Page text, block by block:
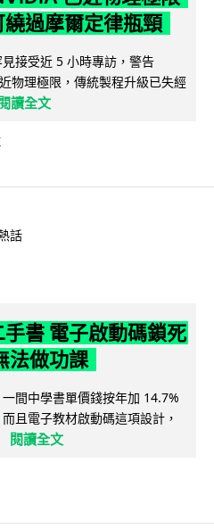
過摩爾定律瓶頸
接受近 5 小時專訪，警告
物理極限，傳統製程升級已失經
讀全文
話
書 電子啟動碼鎖死
法做功課
間中學書單價錢按年加 14.7%
且電子教材啟動碼這項設計，
閱讀全文